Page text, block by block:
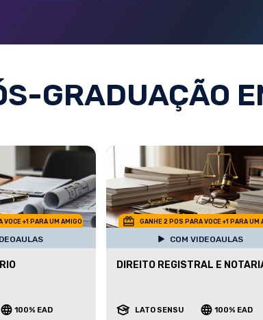
GRADUAÇÃO
VOCE +1 PARA UM AMIGO
100% EAD
GANHE 2 POS PARA VOCE +1 PARA UM
COM VIDEOAULAS
DIREITO REGISTRAL E
LATO SENSU 100% EAD